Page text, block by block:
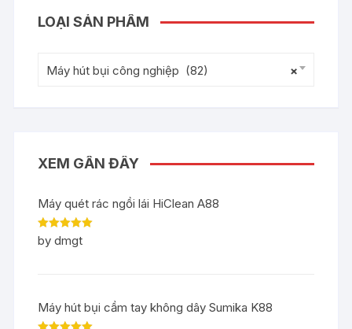
LOẠI SẢN PHẨM
×
Máy hút bụi công nghiệp (82)
XEM GẦN ĐÂY
Máy quét rác ngồi lái HiClean A88
Rated5out
of 5
by dmgt
Máy hút bụi cầm tay không dây Sumika K88